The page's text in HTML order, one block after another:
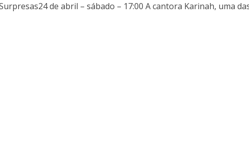
de abril – sábado – 17:00 A cantora Karinah, uma